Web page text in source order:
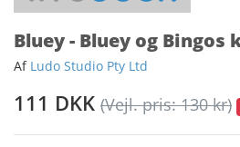
Bluey - Bluey og Bingos
Af Ludo Studio Pty Ltd
111 DKK (Vejl. pris: 130 kr)